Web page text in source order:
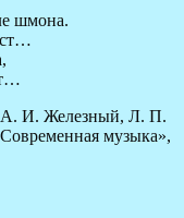
шмона.
А. И. Железный, Л. П.
музыка»,